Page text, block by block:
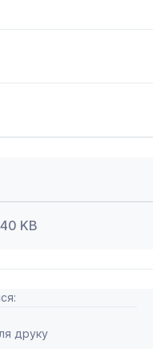
KB
друку